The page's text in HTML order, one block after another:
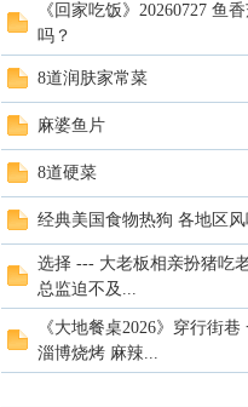
《回家吃饭》20260727 鱼
吗？
8道润肤家常菜
麻婆鱼片
8道硬菜
经典美国食物热狗 各地区风
选择 --- 大老板相亲扮猪吃
总监迫不及...
《大地餐桌2026》穿行街
淄博烧烤 麻辣...